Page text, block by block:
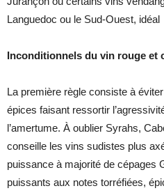
Languedoc ou le Sud-Ouest,
Inconditionnels du vin rouge et
La première règle consiste à
épices faisant ressortir
l’amertume. À oublier Syrahs,
conseille les vins sudistes plus
puissance à majorité de cépages
puissants aux notes torréfiées,